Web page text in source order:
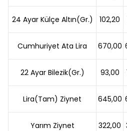
24 Ayar Külçe Altın(Gr.) 102,20
Cumhuriyet Ata Lira 670,00
22 Ayar Bilezik(Gr.) 93,00
Lira(Tam) Ziynet 645,00
Yarım Ziynet 322,00